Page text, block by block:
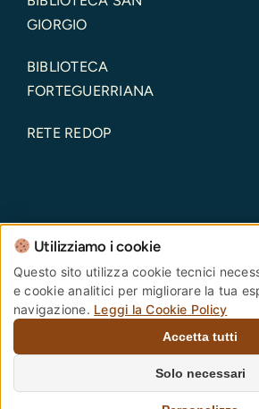
GIORGIO
BIBLIOTECA
FORTEGUERRIANA
RETE REDOP
Comune di Pistoia – Piazza del
Pistoia – Codice Fiscale:
00108690470
Centralino Unico:
0573 3711
PistoiaInforma:800 012 146. |
Utilizziamo i cookie
Questo sito utilizza cookie tecnici
e cookie analitici per migliorare la tua
navigazione. Leggi la Cookie Policy
Accetta tutti
Solo necessari